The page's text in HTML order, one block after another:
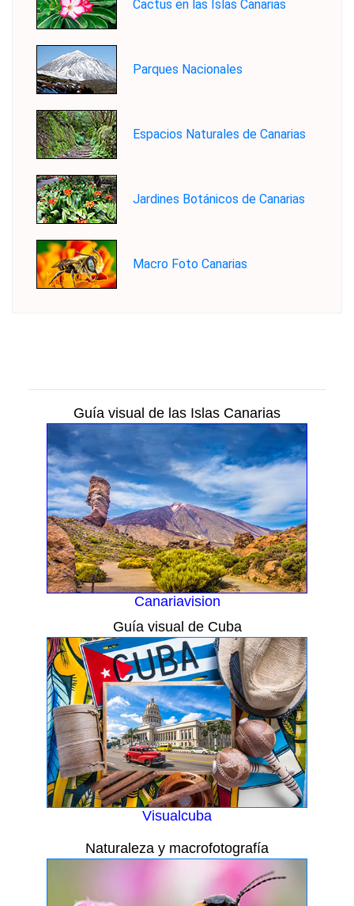
Cactus en las Islas Canarias
Parques Nacionales
Espacios Naturales de Canarias
Jardines Botánicos de Canarias
Macro Foto Canarias
Guía visual de las Islas Canarias
Canariavision
Guía visual de Cuba
Visualcuba
Naturaleza y macrofotografía